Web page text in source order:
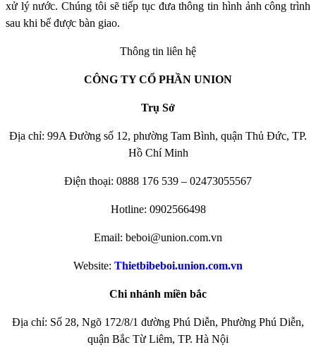
xử lý nước. Chúng tôi sẽ tiếp tục đưa thông tin hình ảnh công trình
sau khi bể được bàn giao.
Thông tin liên hệ
CÔNG TY CỔ PHẦN UNION
Trụ Sở
Địa chỉ: 99A Đường số 12, phường Tam Bình, quận Thủ Đức, TP.
Hồ Chí Minh
Điện thoại: 0888 176 539 – 02473055567
Hotline: 0902566498
Email: beboi@union.com.vn
Website: Thietbibeboi.union.com.vn
Chi nhánh miền bắc
Địa chỉ: Số 28, Ngõ 172/8/1 đường Phú Diễn, Phường Phú Diễn,
quận Bắc Từ Liêm, TP. Hà Nội